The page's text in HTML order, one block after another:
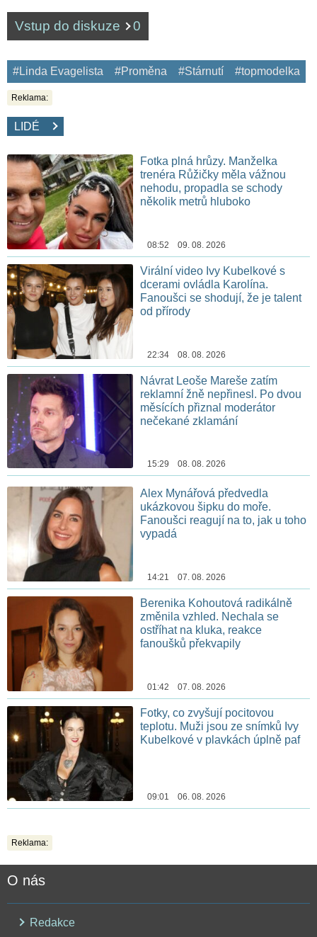
Vstup do diskuze 0
#Linda Evagelista #Proměna #Stárnutí #topmodelka
Reklama:
LIDÉ
Fotka plná hrůzy. Manželka
trenéra Růžičky měla vážnou
nehodu, propadla se schody
několik metrů hluboko
08:52 09. 08. 2026
Virální video Ivy Kubelkové s
dcerami ovládla Karolína.
Fanoušci se shodují, že je talent
od přírody
22:34 08. 08. 2026
Návrat Leoše Mareše zatím
reklamní žně nepřinesl. Po dvou
měsících přiznal moderátor
nečekané zklamání
15:29 08. 08. 2026
Alex Mynářová předvedla
ukázkovou šipku do moře.
Fanoušci reagují na to, jak u toho
vypadá
14:21 07. 08. 2026
Berenika Kohoutová radikálně
změnila vzhled. Nechala se
ostříhat na kluka, reakce
fanoušků překvapily
01:42 07. 08. 2026
Fotky, co zvyšují pocitovou
teplotu. Muži jsou ze snímků Ivy
Kubelkové v plavkách úplně paf
09:01 06. 08. 2026
Reklama:
O nás
Redakce